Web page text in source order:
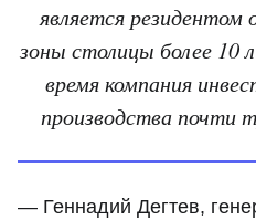
является резидентом
зоны столицы более 10
время компания
производства почти
— Геннадий Дегтев,